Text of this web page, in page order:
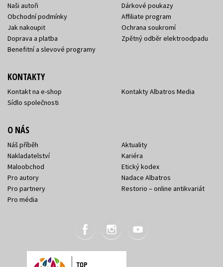
Naši autoři
Obchodní podmínky
Jak nakoupit
Doprava a platba
Benefitní a slevové programy
Dárkové poukazy
Affiliate program
Ochrana soukromí
Zpětný odběr elektroodpadu
KONTAKTY
Kontakt na e-shop
Sídlo společnosti
Kontakty Albatros Media
O NÁS
Náš příběh
Nakladatelství
Maloobchod
Pro autory
Pro partnery
Pro média
Aktuality
Kariéra
Etický kodex
Nadace Albatros
Restorio – online antikvariát